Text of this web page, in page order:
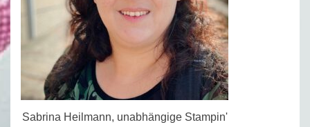
Sabrina Heilmann, unabhängige Stampin'